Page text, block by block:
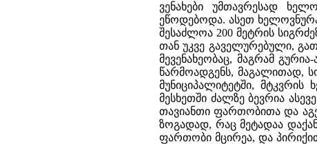
ვენახები უმთავრესად
ეწოდებოდა. ასეთ
შესაძლოა 200 მეტრის
თან უკვე გაველურებული,
მევენახეობაც, მაგრამ
წარმოადგენს, მაგალითად,
მუნიციპალიტეტში,
მესხეთში ძალზე ბევრია
თავიანთი ფართობითა და
ზოგადად, რაც მეტადაა
ფართობი მცირეა, და